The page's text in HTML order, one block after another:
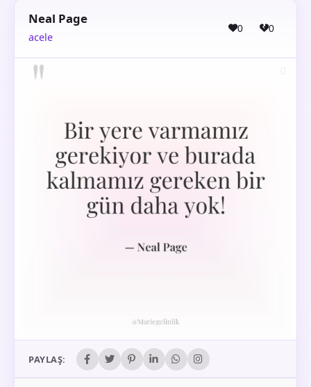
Neal Page
acele
0 0
PAYLAŞ: